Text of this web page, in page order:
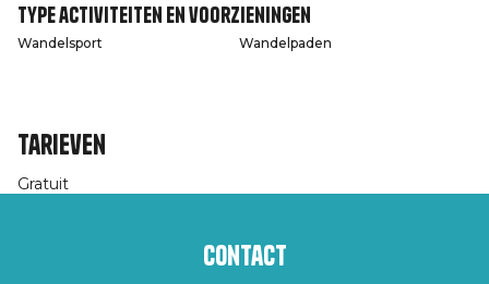
Type activiteiten en voorzieningen
Wandelsport Wandelpaden
Tarieven
Gratuit
Contact